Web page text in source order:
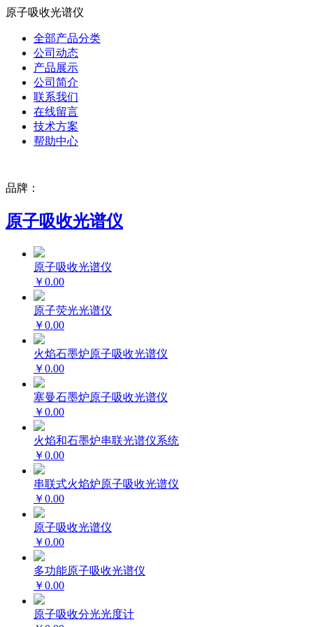
原子吸收光谱仪
全部产品分类
公司动态
产品展示
公司简介
联系我们
在线留言
技术方案
帮助中心
品牌：
原子吸收光谱仪
原子吸收光谱仪
￥0.00
原子荧光光谱仪
￥0.00
火焰石墨炉原子吸收光谱仪
￥0.00
塞曼石墨炉原子吸收光谱仪
￥0.00
火焰和石墨炉串联光谱仪系统
￥0.00
串联式火焰炉原子吸收光谱仪
￥0.00
原子吸收光谱仪
￥0.00
多功能原子吸收光谱仪
￥0.00
原子吸收分光光度计